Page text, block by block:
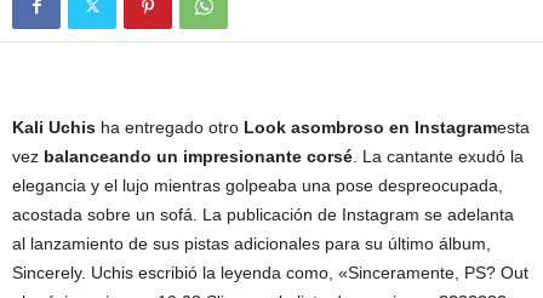
Kali Uchis ha entregado otro Look asombroso en Instagramesta
vez balanceando un impresionante corsé. La cantante exudó la
elegancia y el lujo mientras golpeaba una pose despreocupada,
acostada sobre un sofá. La publicación de Instagram se adelanta
al lanzamiento de sus pistas adicionales para su último álbum,
Sincerely. Uchis escribió la leyenda como, «Sinceramente, PS? Out